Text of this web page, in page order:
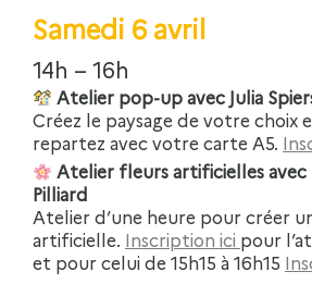
Samedi 6 avril
14h – 16h
Atelier pop-up avec Julia
Créez le paysage de votre choix
repartez avec votre carte A5.
Atelier fleurs artificielles avec
Pilliard
Atelier d’une heure pour créer
artificielle. Inscription ici pour
et pour celui de 15h15 à 16h15